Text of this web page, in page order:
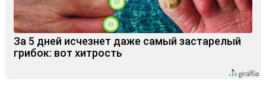
За 5 дней исчезнет даже самый застарелый
грибок: вот хитрость